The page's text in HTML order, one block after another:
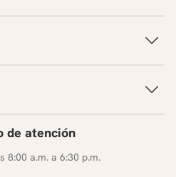
de atención
8:00 a.m. a 6:30 p.m.